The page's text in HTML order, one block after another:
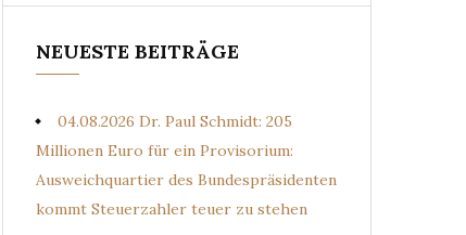
NEUESTE BEITRÄGE
04.08.2026 Dr. Paul Schmidt: 205
Millionen Euro für ein Provisorium:
Ausweichquartier des Bundespräsidenten
kommt Steuerzahler teuer zu stehen